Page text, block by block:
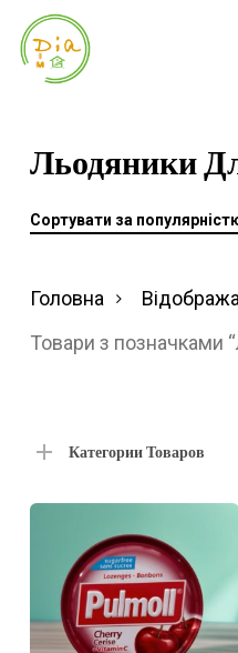
Skip
Льодяники
Сортувати за
Головна
Товари з позначками
Категории Товаров